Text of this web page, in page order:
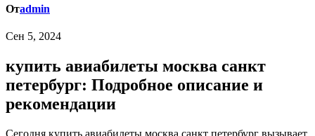
Отadmin
Сен 5, 2024
купить авиабилеты москва санкт
петербург: Подробное описание и
рекомендации